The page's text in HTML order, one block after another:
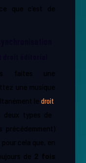
que c’est de
faites une
une musique
le droit ​
deux types de
précédemment)
cela que, en
de
2 fois